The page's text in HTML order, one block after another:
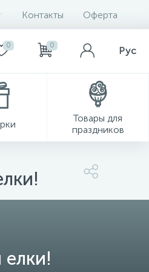
Контакты Оферта
0 0 Рус
Товары для
праздников